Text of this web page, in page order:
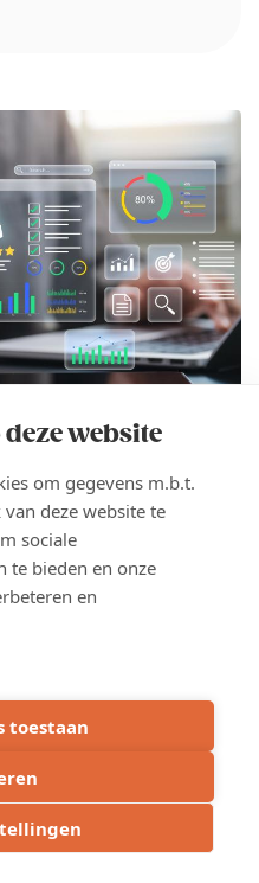
website
om gegevens m.b.t.
deze website te
sociale
te bieden en onze
en
toestaan
naar
slimme
zetten de
te maken,
en hr-processen
deelt hoe je
binnen je hr-werking.